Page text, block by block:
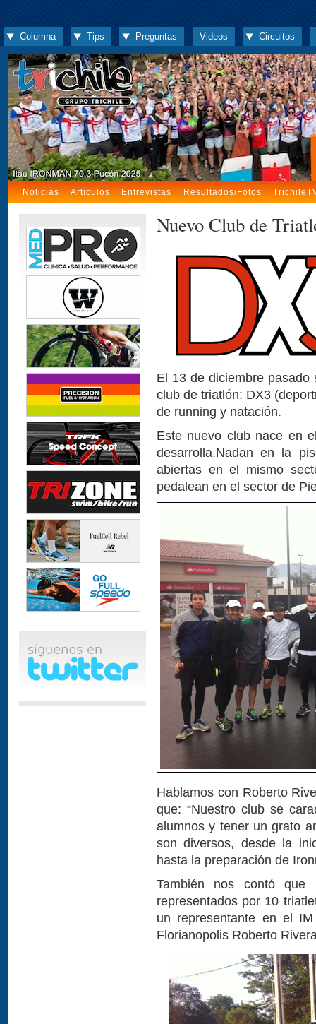
Columna Tips Preguntas Videos Circuitos
Noticias Artículos Entrevistas Resultados/Fotos
Nuevo Club de
El 13 de diciembre
club de triatlón: DX3
de running y natación.
Este nuevo club nace en
desarrolla.Nadan en la
abiertas en el mismo
pedalean en el sector de
Hablamos con Roberto
que: “Nuestro club se
alumnos y tener un grato
son diversos, desde la
hasta la preparación de
También nos contó que
representados por 10
un representante en el
Florianopolis Roberto